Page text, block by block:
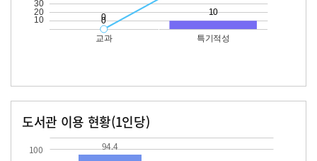
도서관 이용 현황(1인당)
100 94.4